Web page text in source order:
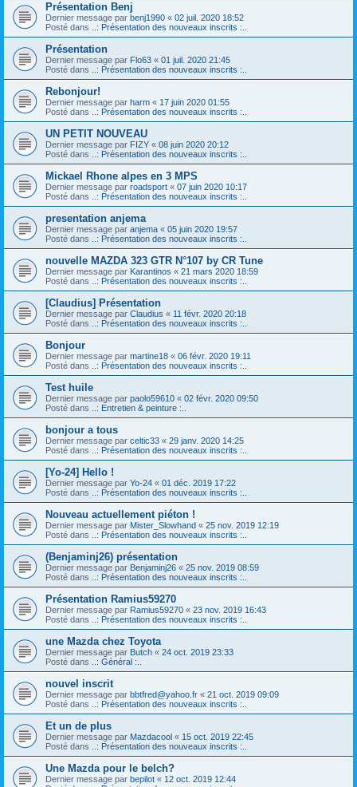
Présentation Benj
Dernier message par benj1990 « 02 juil. 2020 18:52
Posté dans
..: Présentation des nouveaux inscrits :..
Présentation
Dernier message par Flo63 « 01 juil. 2020 21:45
Posté dans
..: Présentation des nouveaux inscrits :..
Rebonjour!
Dernier message par harm « 17 juin 2020 01:55
Posté dans
..: Présentation des nouveaux inscrits :..
UN PETIT NOUVEAU
Dernier message par FIZY « 08 juin 2020 20:12
Posté dans
..: Présentation des nouveaux inscrits :..
Mickael Rhone alpes en 3 MPS
Dernier message par roadsport « 07 juin 2020 10:17
Posté dans
..: Présentation des nouveaux inscrits :..
presentation anjema
Dernier message par anjema « 05 juin 2020 19:57
Posté dans
..: Présentation des nouveaux inscrits :..
nouvelle MAZDA 323 GTR N°107 by CR Tune
Dernier message par Karantinos « 21 mars 2020 18:59
Posté dans
..: Présentation des nouveaux inscrits :..
[Claudius] Présentation
Dernier message par Claudius « 11 févr. 2020 20:18
Posté dans
..: Présentation des nouveaux inscrits :..
Bonjour
Dernier message par martine18 « 06 févr. 2020 19:11
Posté dans
..: Présentation des nouveaux inscrits :..
Test huile
Dernier message par paolo59610 « 02 févr. 2020 09:50
Posté dans
..: Entretien & peinture :..
bonjour a tous
Dernier message par celtic33 « 29 janv. 2020 14:25
Posté dans
..: Présentation des nouveaux inscrits :..
[Yo-24] Hello !
Dernier message par Yo-24 « 01 déc. 2019 17:22
Posté dans
..: Présentation des nouveaux inscrits :..
Nouveau actuellement piéton !
Dernier message par Mister_Slowhand « 25 nov. 2019 12:19
Posté dans
..: Présentation des nouveaux inscrits :..
(Benjaminj26) présentation
Dernier message par Benjaminj26 « 25 nov. 2019 08:59
Posté dans
..: Présentation des nouveaux inscrits :..
Présentation Ramius59270
Dernier message par Ramius59270 « 23 nov. 2019 16:43
Posté dans
..: Présentation des nouveaux inscrits :..
une Mazda chez Toyota
Dernier message par Butch « 24 oct. 2019 23:33
Posté dans
..: Général :..
nouvel inscrit
Dernier message par bbtfred@yahoo.fr « 21 oct. 2019 09:09
Posté dans
..: Présentation des nouveaux inscrits :..
Et un de plus
Dernier message par Mazdacool « 15 oct. 2019 22:45
Posté dans
..: Présentation des nouveaux inscrits :..
Une Mazda pour le belch?
Dernier message par bepilot « 12 oct. 2019 12:44